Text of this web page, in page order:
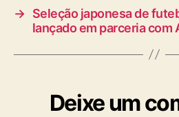
→ Seleção japonesa de
lançado em parceria com
Deixe um